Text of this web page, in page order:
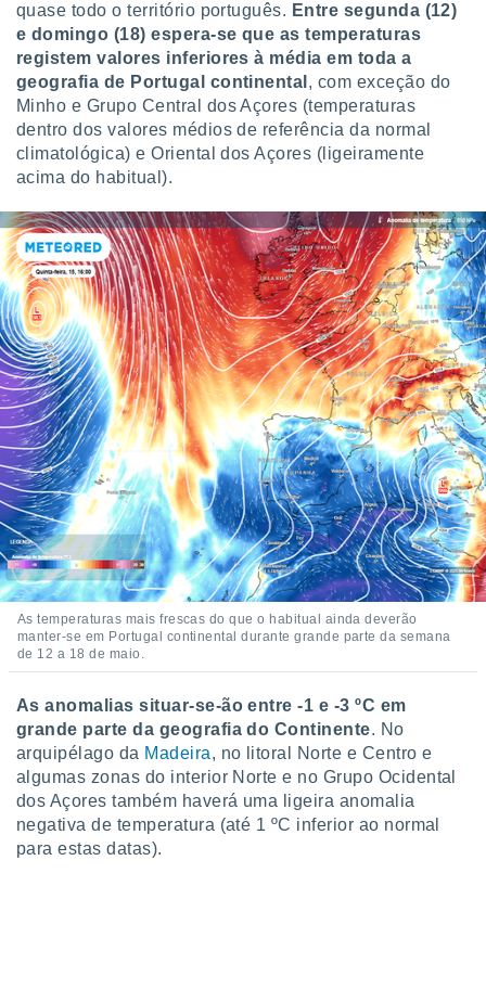
ao
através
nós e
únicos
para
e
como a
este sitio
IP e
de
possam
seus
com
qual se
tal,
seu
ou opor-
qualquer
em “
na
o
de
quase todo o território português. Entre segunda (12)
e domingo (18) espera-se que as temperaturas
registem valores inferiores à média em toda a
geografia de Portugal continental , com exceção do
Minho e Grupo Central dos Açores (temperaturas
dentro dos valores médios de referência da normal
climatológica) e Oriental dos Açores (ligeiramente
acima do habitual).
As temperaturas mais frescas do que o habitual ainda deverão
manter-se em Portugal continental durante grande parte da semana
de 12 a 18 de maio.
As anomalias situar-se-ão entre -1 e -3 ºC em
grande parte da geografia do Continente. No
arquipélago da Madeira, no litoral Norte e Centro e
algumas zonas do interior Norte e no Grupo Ocidental
dos Açores também haverá uma ligeira anomalia
negativa de temperatura (até 1 ºC inferior ao normal
para estas datas).